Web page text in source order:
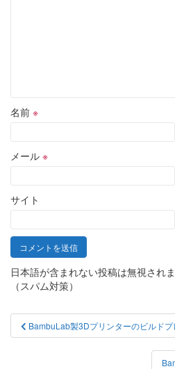
名前 ※
メール ※
サイト
日本語が含まれない投稿は無視され
（スパム対策）
投
稿
BambuLab製3Dプリンターのビルド